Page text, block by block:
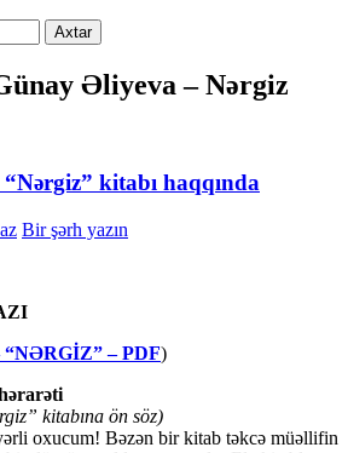
Əliyeva – Nərgiz
kitabı haqqında
Bir şərh yazın
– PDF)
kitabına ön söz)
oxucum! Bəzən bir kitab təkcə müəllifin